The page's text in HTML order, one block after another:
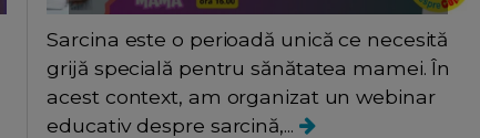
Sarcina este o perioadă unică ce necesită
grijă specială pentru sănătatea mamei. În
acest context, am organizat un webinar
educativ despre sarcină,...